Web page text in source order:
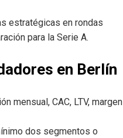
estratégicas en rondas
para la Serie A.
en Berlín
mensual, CAC, LTV, margen
dos segmentos o